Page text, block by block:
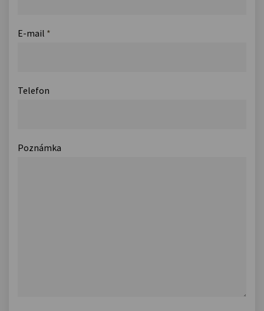
E-mail *
Telefon
Poznámka